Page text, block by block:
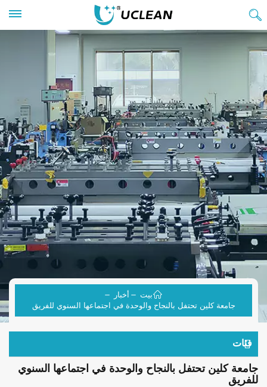
بيت
أخبار
جامعة كلين تحتفل بالنجاح والوحدة في اجتماعها السنوي للفريق
فئات
جامعة كلين تحتفل بالنجاح والوحدة في اجتماعها السنوي
للفريق